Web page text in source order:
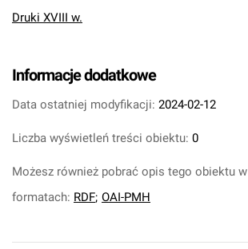
Druki XVIII w.
Informacje dodatkowe
Data ostatniej modyfikacji: 2024-02-12
Liczba wyświetleń treści obiektu: 0
Możesz również pobrać opis tego obiektu w
formatach: RDF; OAI-PMH